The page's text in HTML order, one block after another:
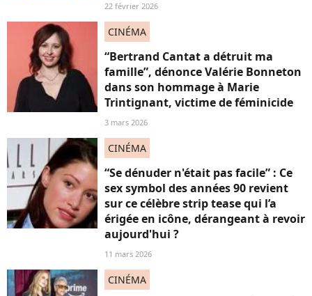
22 février 2026
CINÉMA
“Bertrand Cantat a détruit ma
famille”, dénonce Valérie Bonneton
dans son hommage à Marie
Trintignant, victime de féminicide
3 mars 2026
CINÉMA
“Se dénuder n'était pas facile” : Ce
sex symbol des années 90 revient
sur ce célèbre strip tease qui l’a
érigée en icône, dérangeant à revoir
aujourd'hui ?
11 mars 2026
CINÉMA